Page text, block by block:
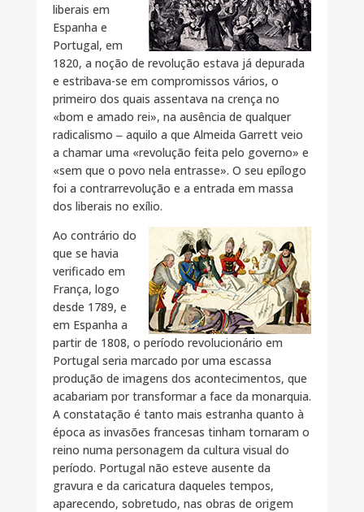
liberais em
Espanha e
Portugal, em
1820, a noção de revolução estava já depurada
e estribava-se em compromissos vários, o
primeiro dos quais assentava na crença no
«bom e amado rei», na ausência de qualquer
radicalismo ‒ aquilo a que Almeida Garrett veio
a chamar uma «revolução feita pelo governo» e
«sem que o povo nela entrasse». O seu epílogo
foi a contrarrevolução e a entrada em massa
dos liberais no exílio.
Ao contrário do
que se havia
verificado em
França, logo
desde 1789, e
em Espanha a
partir de 1808, o período revolucionário em
Portugal seria marcado por uma escassa
produção de imagens dos acontecimentos, que
acabariam por transformar a face da monarquia.
A constatação é tanto mais estranha quanto à
época as invasões francesas tinham tornaram o
reino numa personagem da cultura visual do
período. Portugal não esteve ausente da
gravura e da caricatura daqueles tempos,
aparecendo, sobretudo, nas obras de origem